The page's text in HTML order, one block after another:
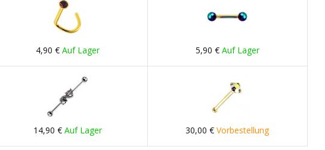
4,90 € Auf Lager 5,90 € Auf Lager
14,90 € Auf Lager 30,00 €Vorbestellung